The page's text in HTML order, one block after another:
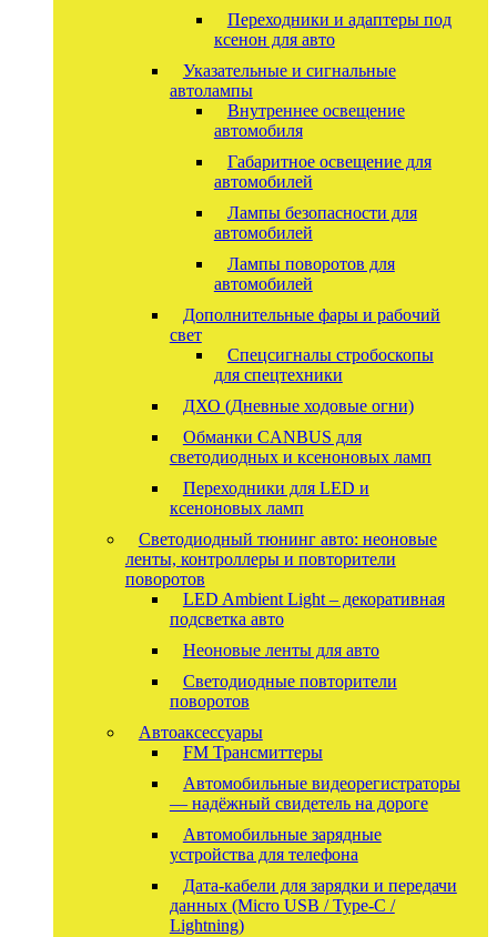
Переходники и адаптеры под
ксенон для авто
Указательные и сигнальные
автолампы
Внутреннее освещение
автомобиля
Габаритное освещение для
автомобилей
Лампы безопасности для
автомобилей
Лампы поворотов для
автомобилей
Дополнительные фары и рабочий
свет
Спецсигналы стробоскопы
для спецтехники
ДХО (Дневные ходовые огни)
Обманки CANBUS для
светодиодных и ксеноновых ламп
Переходники для LED и
ксеноновых ламп
Светодиодный тюнинг авто: неоновые
ленты, контроллеры и повторители
поворотов
LED Ambient Light – декоративная
подсветка авто
Неоновые ленты для авто
Светодиодные повторители
поворотов
Автоаксессуары
FM Трансмиттеры
Автомобильные видеорегистраторы
— надёжный свидетель на дороге
Автомобильные зарядные
устройства для телефона
Дата-кабели для зарядки и передачи
данных (Micro USB / Type-C /
Lightning)